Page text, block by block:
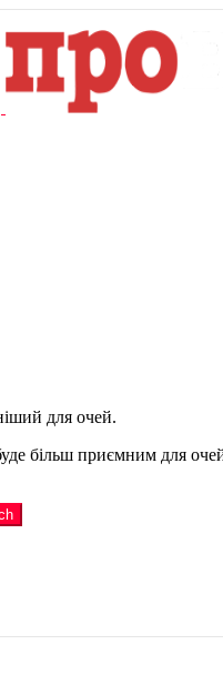
для очей.
більш приємним для